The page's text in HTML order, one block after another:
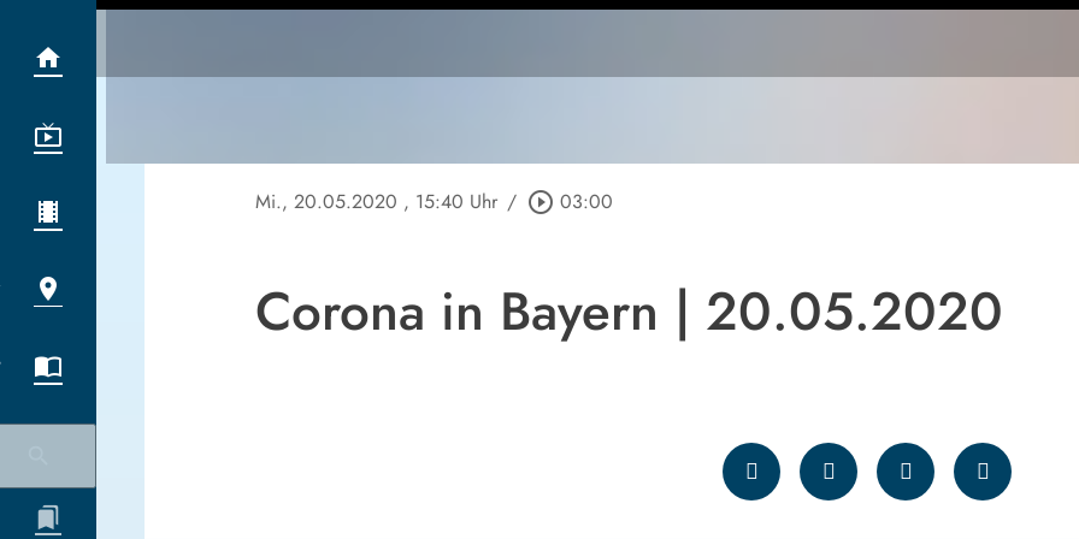
Mi., 20.05.2020 , 15:40 Uhr / play_circle_outline 03:00
Corona in Bayern | 20.05.2020